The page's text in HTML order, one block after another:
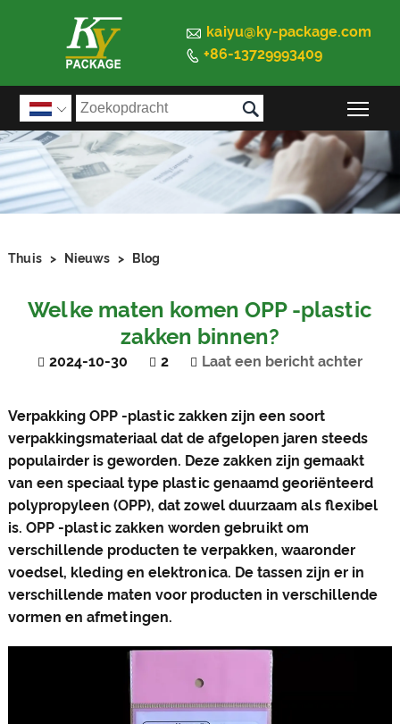
 kaiyu@ky-package.com
 +86-13729993409
 
Thuis > Nieuws > Blog
Welke maten komen OPP -plastic
zakken binnen?
2024-10-30 2 Laat een bericht achter
Verpakking OPP -plastic zakken zijn een soort
verpakkingsmateriaal dat de afgelopen jaren steeds
populairder is geworden. Deze zakken zijn gemaakt
van een speciaal type plastic genaamd georiënteerd
polypropyleen (OPP), dat zowel duurzaam als flexibel
is. OPP -plastic zakken worden gebruikt om
verschillende producten te verpakken, waaronder
voedsel, kleding en elektronica. De tassen zijn er in
verschillende maten voor producten in verschillende
vormen en afmetingen.